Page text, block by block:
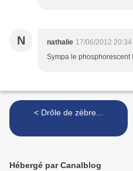
N nathalie 17/06/2012 20:34
Sympa le phosphorescent !
< Drôle de zèbre...
Hébergé par Canalblog